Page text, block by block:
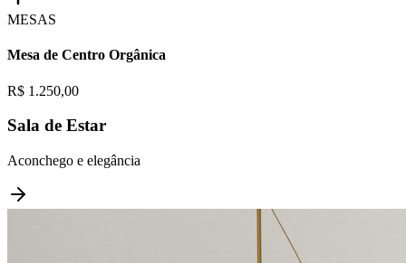
MESAS
Mesa de Centro Orgânica
R$ 1.250,00
Sala de Estar
Aconchego e elegância